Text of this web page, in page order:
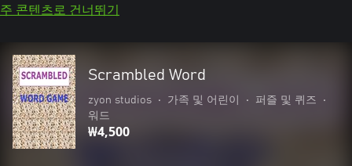
주 콘텐츠로 건너뛰기
Scrambled Word
zyon studios • 가족 및 어린이 • 퍼즐 및 퀴즈
•
워드
₩4,500